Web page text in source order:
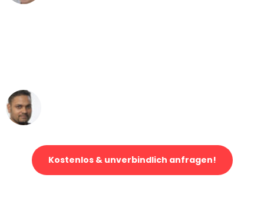
Kostenlos & unverbindlich anfragen!